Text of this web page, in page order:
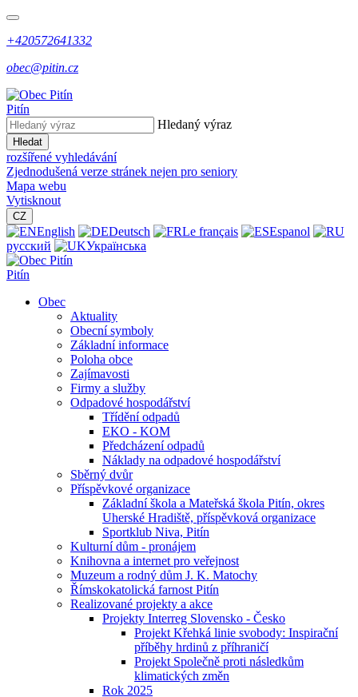
+420572641332
obec@pitin.cz
Pitín
Hledaný výraz
Hledat
rozšířené vyhledávání
Zjednodušená verze stránek nejen pro seniory
Mapa webu
Vytisknout
CZ
English Deutsch Le français
Espanol
русский
Українська
Pitín
Obec
Aktuality
Obecní symboly
Základní informace
Poloha obce
Zajímavosti
Firmy a služby
Odpadové hospodářství
Třídění odpadů
EKO - KOM
Předcházení odpadů
Náklady na odpadové hospodářství
Sběrný dvůr
Příspěvkové organizace
Základní škola a Mateřská škola Pitín, okres
Uherské Hradiště, příspěvková organizace
Sportklub Niva, Pitín
Kulturní dům - pronájem
Knihovna a internet pro veřejnost
Muzeum a rodný dům J. K. Matochy
Římskokatolická farnost Pitín
Realizované projekty a akce
Projekty Interreg Slovensko - Česko
Projekt Křehká linie svobody: Inspirační
příběhy hrdinů z příhraničí
Projekt Společně proti následkům
klimatických změn
Rok 2025